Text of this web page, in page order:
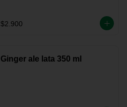
$2.900
Ginger ale lata 350 ml